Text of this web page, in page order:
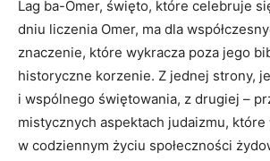
Lag ba-Omer, święto, które celebruje
dniu liczenia Omer, ma dla
znaczenie, które wykracza poza​ jego
⁤historyczne korzenie. Z jednej strony,‌
i⁣ wspólnego świętowania, z drugiej –​
mistycznych aspektach judaizmu,
w codziennym życiu społeczności